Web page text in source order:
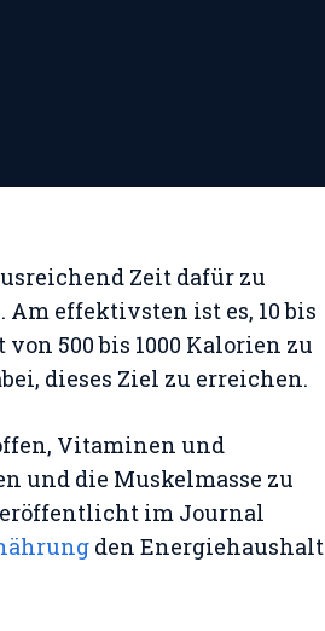
Zeit dafür zu
effektivsten ist es, 10 bis
500 bis 1000 Kalorien zu
dieses Ziel zu erreichen.
Vitaminen und
und die Muskelmasse zu
im Journal
den Energiehaushalt